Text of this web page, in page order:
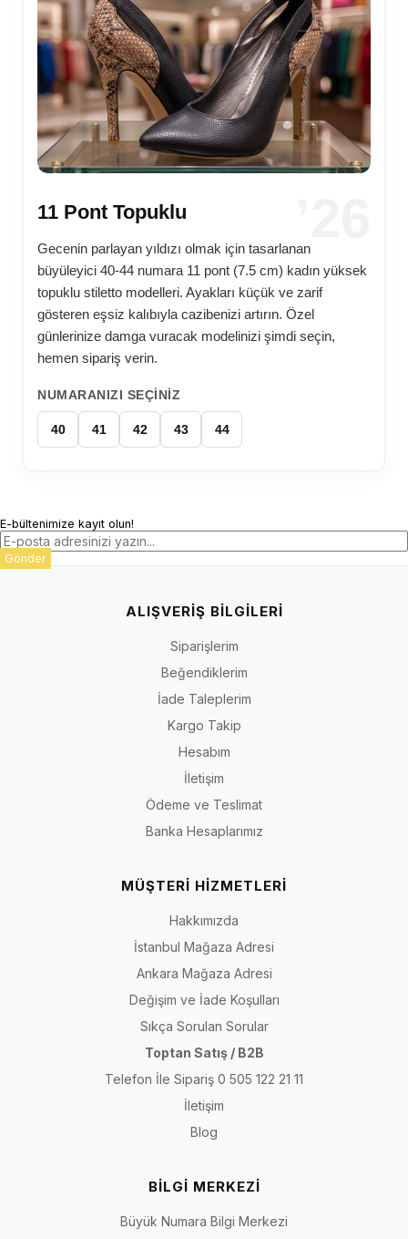
11 Pont Topuklu
Gecenin parlayan yıldızı olmak için tasarlanan
büyüleyici 40-44 numara 11 pont (7.5 cm) kadın yüksek
topuklu stiletto modelleri. Ayakları küçük ve zarif
gösteren eşsiz kalıbıyla cazibenizi artırın. Özel
günlerinize damga vuracak modelinizi şimdi seçin,
hemen sipariş verin.
NUMARANIZI SEÇINIZ
40 41 42 43 44
E-bültenimize kayıt olun!
Gönder
ALIŞVERİŞ BİLGİLERİ
Siparişlerim
Beğendiklerim
İade Taleplerim
Kargo Takip
Hesabım
İletişim
Ödeme ve Teslimat
Banka Hesaplarımız
MÜŞTERİ HİZMETLERİ
Hakkımızda
İstanbul Mağaza Adresi
Ankara Mağaza Adresi
Değişim ve İade Koşulları
Sıkça Sorulan Sorular
Toptan Satış / B2B
Telefon İle Sipariş 0 505 122 21 11
İletişim
Blog
BİLGİ MERKEZİ
Büyük Numara Bilgi Merkezi